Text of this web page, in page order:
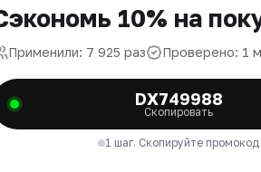
10% на
Применили: 7 925 раз Проверено: 1
DX749988
Скопировать
1 шаг. Скопируйте промокод